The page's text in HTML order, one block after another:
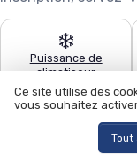
❄️
Puissance de
climatiseur
🧹
Ce site utilise des
vous souhaitez
Tout